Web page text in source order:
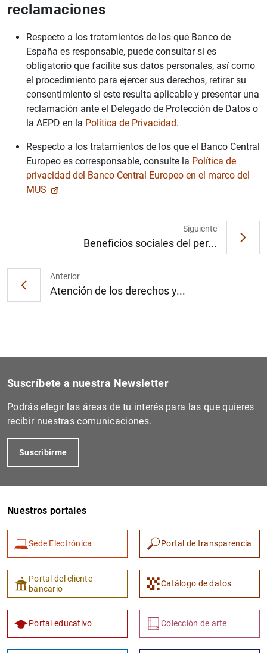
reclamaciones
Respecto a los tratamientos de los que Banco de
España es responsable, puede consultar si es
obligatorio que facilite sus datos personales, así como
el procedimiento para ejercer sus derechos, retirar su
consentimiento si este resulta aplicable y presentar una
reclamación ante el Delegado de Protección de Datos o
la AEPD en la Política de Privacidad.
Respecto a los tratamientos de los que el Banco Central
Europeo es corresponsable, consulte la Política de
privacidad del Banco Central Europeo en el marco del
MUS
Anterior
Atención de los derechos y...
Siguiente
Beneficios sociales del per...
Suscríbete a nuestra Newsletter
Podrás elegir las áreas de tu interés para las que quieres
recibir nuestras comunicaciones.
Suscribirme
Nuestros portales
Sede Electrónica Portal de transparencia
Portal del cliente
bancario
Catálogo de datos
Portal educativo Colección de arte